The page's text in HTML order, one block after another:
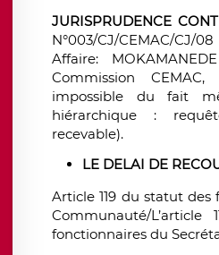
JURISPRUDENCE
N°003/CJ/CEMAC/
Affaire:
Commission
impossible du fait
hiérarchique :
recevable).
LE DELAI DE
Article 119 du statut
Communauté/
fonctionnaires du